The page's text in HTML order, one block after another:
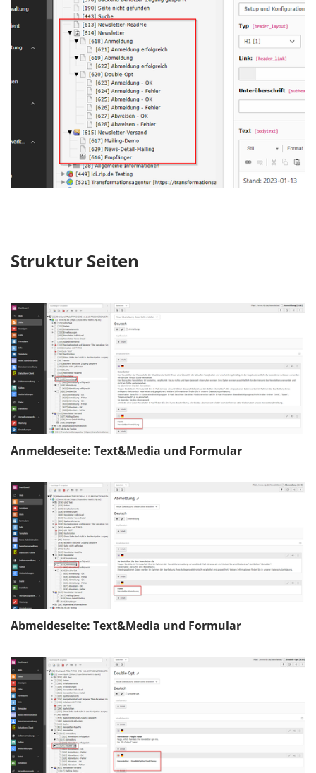
Struktur Seiten
Anmeldeseite: Text&Media und Formular
Abmeldeseite: Text&Media und Formular